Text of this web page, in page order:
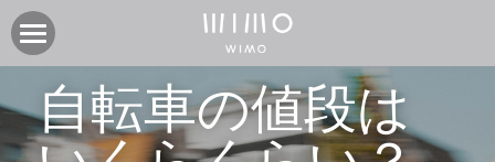
電動アシスト自転車COOZY
オンラインストア
自転車の値段は